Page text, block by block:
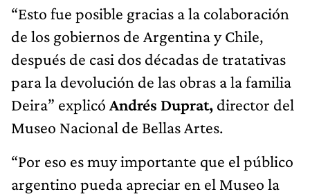
“Esto fue posible gracias a la colaboración
de los gobiernos de Argentina y Chile,
después de casi dos décadas de tratativas
para la devolución de las obras a la familia
Deira” explicó Andrés Duprat, director del
Museo Nacional de Bellas Artes.
“Por eso es muy importante que el público
argentino pueda apreciar en el Museo la